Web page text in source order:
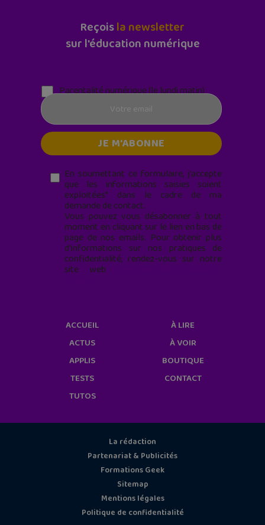
Reçoisla newsletter
sur l'éducation numérique
Parentalité numérique (le lundi matin)
En soumettant ce formulaire, j’accepte
que les informations saisies soient
exploitées* dans le cadre de ma
demande de contact.
Vous pouvez vous désabonner à tout
moment en cliquant sur le lien en bas de
page de nos emails. Pour obtenir plus
d'informations sur nos pratiques de
confidentialité, rendez-vous sur notre
site web
ACCUEIL
ACTUS
APPLIS
TESTS
TUTOS
À LIRE
À VOIR
BOUTIQUE
CONTACT
La rédaction
Partenariat & Publicités
Formations Geek
Sitemap
Mentions légales
Politique de confidentialité